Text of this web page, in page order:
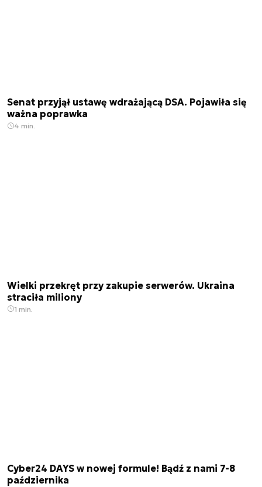
Senat przyjął ustawę wdrażającą DSA. Pojawiła się
ważna poprawka
4 min.
Wielki przekręt przy zakupie serwerów. Ukraina
straciła miliony
1 min.
Cyber24 DAYS w nowej formule! Bądź z nami 7-8
października